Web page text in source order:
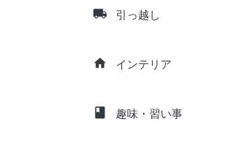
local_shipping 引っ越し
home インテリア
class 趣味・習い事